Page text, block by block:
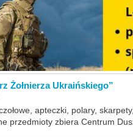
Żołnierza Ukraińskiego”
apteczki, polary,
przedmioty zbiera Centrum